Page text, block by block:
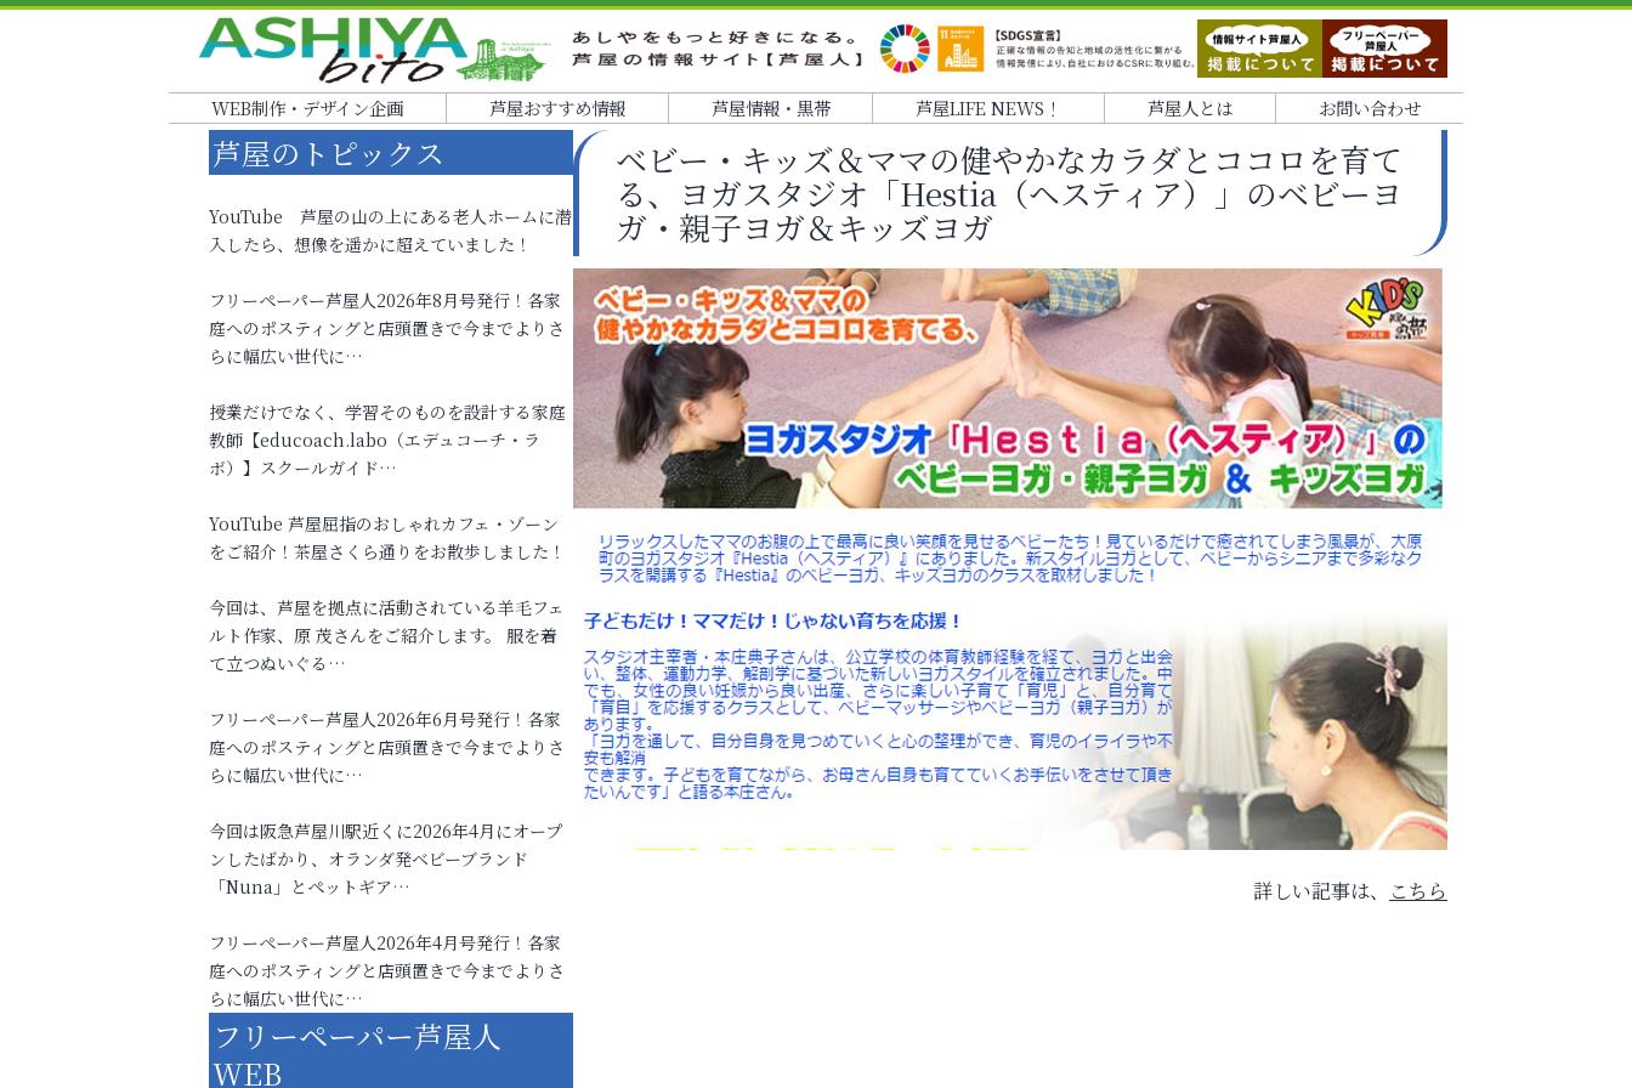
WEB制作・デザイン企画 芦屋おすすめ情報 芦屋情報・黒帯 芦屋LIFE NEWS！ 芦屋人とは お問い合わせ
ベビー・キッズ＆ママの健やかなカラダとココロを育て
る、ヨガスタジオ「Hestia（ヘスティア）」のベビーヨ
ガ・親子ヨガ＆キッズヨガ
詳しい記事は、 こちら
芦屋のトピックス
YouTube 芦屋の山の上にある老人ホームに潜
入したら、想像を遥かに超えていました！
フリーペーパー芦屋人2026年8月号発行！各家
庭へのポスティングと店頭置きで今までよりさ
らに幅広い世代に…
授業だけでなく、学習そのものを設計する家庭
教師【educoach.labo（エデュコーチ・ラ
ボ）】スクールガイド…
YouTube 芦屋屈指のおしゃれカフェ・ゾーン
をご紹介！茶屋さくら通りをお散歩しました！
今回は、芦屋を拠点に活動されている羊毛フェ
ルト作家、原 茂さんをご紹介します。 服を着
て立つぬいぐる…
フリーペーパー芦屋人2026年6月号発行！各家
庭へのポスティングと店頭置きで今までよりさ
らに幅広い世代に…
今回は阪急芦屋川駅近くに2026年4月にオープ
ンしたばかり、オランダ発ベビーブランド
「Nuna」とペットギア…
フリーペーパー芦屋人2026年4月号発行！各家
庭へのポスティングと店頭置きで今までよりさ
らに幅広い世代に…
フリーペーパー芦屋人
WEB